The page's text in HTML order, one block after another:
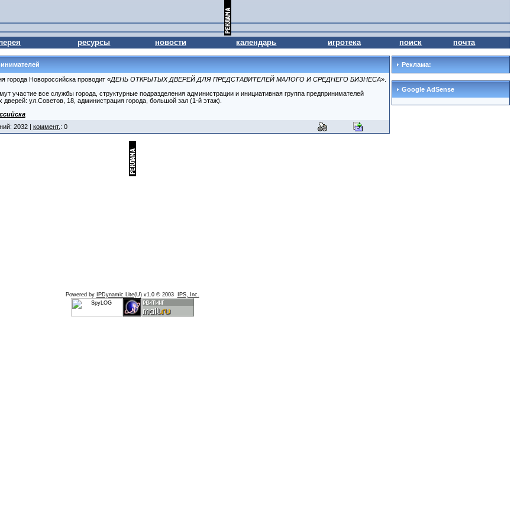
ресурсы новости календарь игротека поиск почта
города Новороссийска проводит «ДЕНЬ ОТКРЫТЫХ ДВЕРЕЙ ДЛЯ ПРЕДСТАВИТЕЛЕЙ МАЛОГО И СРЕДНЕГО БИЗНЕСА».
участие все службы города, структурные подразделения администрации и инициативная группа предпринимателей
ул.Советов, 18, администрация города, большой зал (1-й этаж).
2032 | коммент. : 0
Реклама:
Google AdSense
Powered by IPDynamic Lite(U) v1.0 © 2003 IPS, Inc.